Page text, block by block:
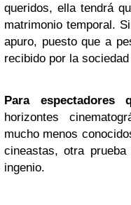
queridos, ella tendrá
matrimonio temporal.
apuro, puesto que a
recibido por la
Para espectadores
horizontes
mucho menos
cineastas, otra
ingenio.